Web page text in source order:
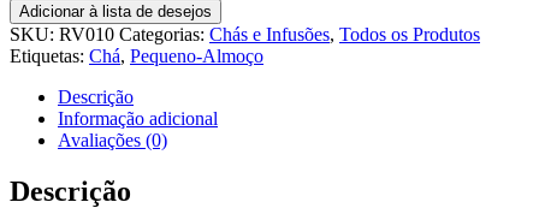
Adicionar à lista de desejos
SKU: RV010 Categorias: Chás e Infusões, Todos os Produtos
Etiquetas: Chá, Pequeno-Almoço
Descrição
Informação adicional
Avaliações (0)
Descrição